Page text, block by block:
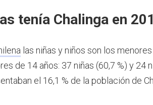
tenía Chalinga en
las niñas y niños son los
de 14 años: 37 niñas (60,7 %) y 24
el 16,1 % de la población de